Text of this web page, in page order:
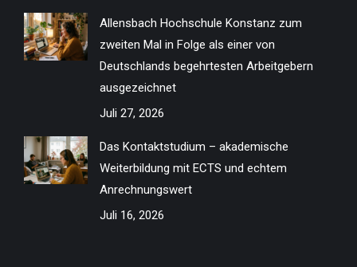
Allensbach Hochschule Konstanz zum
zweiten Mal in Folge als einer von
Deutschlands begehrtesten Arbeitgebern
ausgezeichnet
Juli 27, 2026
Das Kontaktstudium – akademische
Weiterbildung mit ECTS und echtem
Anrechnungswert
Juli 16, 2026